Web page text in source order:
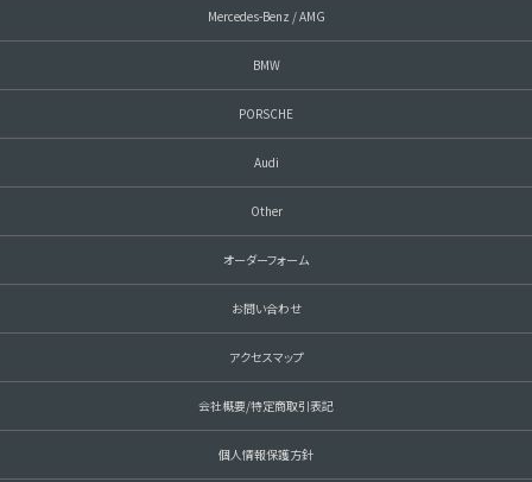
Mercedes-Benz / AMG
BMW
PORSCHE
Audi
Other
オーダーフォーム
お問い合わせ
アクセスマップ
会社概要/特定商取引表記
個人情報保護方針